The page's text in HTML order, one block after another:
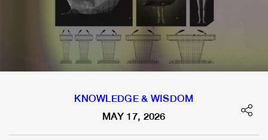
KNOWLEDGE & WISDOM
MAY 17, 2026